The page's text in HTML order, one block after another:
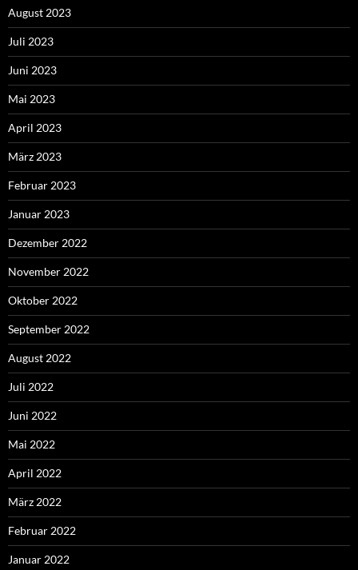
August 2023
Juli 2023
Juni 2023
Mai 2023
April 2023
März 2023
Februar 2023
Januar 2023
Dezember 2022
November 2022
Oktober 2022
September 2022
August 2022
Juli 2022
Juni 2022
Mai 2022
April 2022
März 2022
Februar 2022
Januar 2022